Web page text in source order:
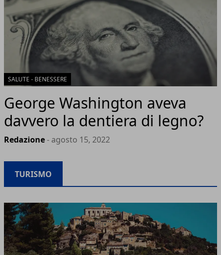
SALUTE - BENESSERE
George Washington aveva
davvero la dentiera di legno?
Redazione- agosto 15, 2022
TURISMO